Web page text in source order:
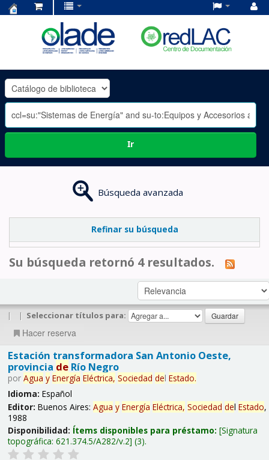
OLADE
-
Ir
Búsqueda avanzada
Refinar su búsqueda
Su búsqueda retornó 4 resultados.
| | Seleccionar títulos para:
Hacer reserva
Estación transformadora San Antonio Oeste,
provincia deRío Negro
por Agua y Energía Eléctrica, Sociedad del Estado.
Idioma: Español
Editor: Buenos Aires: Agua y Energía Eléctrica, Sociedad del Estado,
1988
Disponibilidad: Ítems disponibles para préstamo: Signatura
topográfica: 621.374.5/A282/v.2 (3).